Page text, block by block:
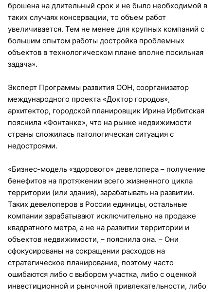
брошена на длительный срок и не было необходимой в
таких случаях консервации, то объем работ
увеличивается. Тем не менее для крупных компаний с
большим опытом работы достройка проблемных
объектов в технологическом плане вполне посильная
задача».
Эксперт Программы развития ООН, соорганизатор
международного проекта «Доктор городов»,
архитектор, городской планировщик Ирина Ирбитская
пояснила «Фонтанке», что на рынке недвижимости
страны сложилась патологическая ситуация с
недостроями.
«Бизнес-модель «здорового» девелопера – получение
бенефитов на протяжении всего жизненного цикла
территории (или здания), зарабатывать на развитии.
Таких девелоперов в России единицы, остальные
компании зарабатывают исключительно на продаже
квадратного метра, а не на развитии территории и
объектов недвижимости, – пояснила она. – Они
сфокусированы на сокращении расходов на
стратегическое планирование, поэтому часто
ошибаются либо с выбором участка, либо с оценкой
инвестиционной и рыночной привлекательности, либо